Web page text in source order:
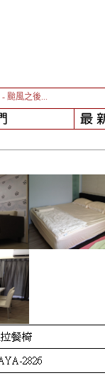
- 颱風之後...